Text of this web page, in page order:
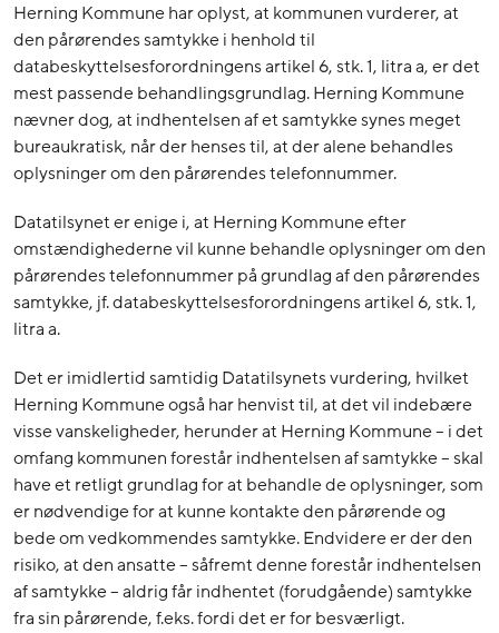
Herning Kommune har oplyst, at kommunen vurderer, at
den pårørendes samtykke i henhold til
databeskyttelsesforordningens artikel 6, stk. 1, litra a, er det
mest passende behandlingsgrundlag. Herning Kommune
nævner dog, at indhentelsen af et samtykke synes meget
bureaukratisk, når der henses til, at der alene behandles
oplysninger om den pårørendes telefonnummer.
Datatilsynet er enige i, at Herning Kommune efter
omstændighederne vil kunne behandle oplysninger om den
pårørendes telefonnummer på grundlag af den pårørendes
samtykke, jf. databeskyttelsesforordningens artikel 6, stk. 1,
litra a.
Det er imidlertid samtidig Datatilsynets vurdering, hvilket
Herning Kommune også har henvist til, at det vil indebære
visse vanskeligheder, herunder at Herning Kommune – i det
omfang kommunen forestår indhentelsen af samtykke – skal
have et retligt grundlag for at behandle de oplysninger, som
er nødvendige for at kunne kontakte den pårørende og
bede om vedkommendes samtykke. Endvidere er der den
risiko, at den ansatte – såfremt denne forestår indhentelsen
af samtykke – aldrig får indhentet (forudgående) samtykke
fra sin pårørende, f.eks. fordi det er for besværligt.